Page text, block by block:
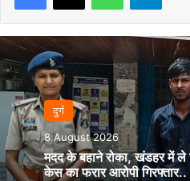
दुर्ग
8 August 2026
मदद के बहाने रोका, खंडहर में
केस का फरार आरोपी गिरफ्तार..